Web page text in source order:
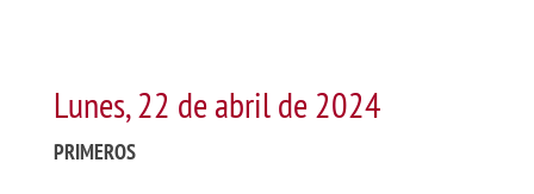
Lunes, 22 de abril de 2024
PRIMEROS